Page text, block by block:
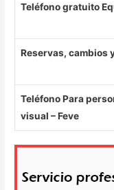
Teléfono gratuito
Reservas, cambios
Teléfono Para
visual – Feve